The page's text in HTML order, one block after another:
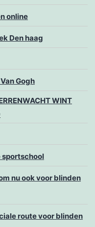
online
Den haag
Gogh
WINT
sportschool
nu ook voor blinden
route voor blinden